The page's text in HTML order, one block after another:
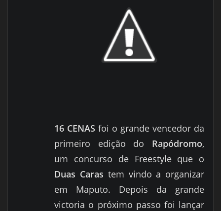
16 CENAS foi o grande vencedor da
primeiro edição do Rapódromo,
um concurso de Freestyle que o
Duas Caras tem vindo a organizar
em Maputo. Depois da grande
victoria o próximo passo foi lançar